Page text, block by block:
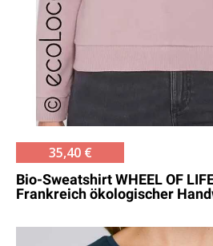
35,40 €
Bio-Sweatshirt WHEEL OF
Frankreich ökologischer